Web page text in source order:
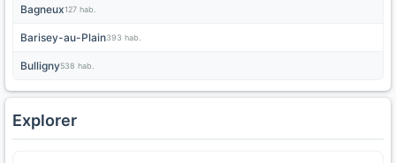
Bagneux127 hab.
Barisey-au-Plain393 hab.
Bulligny538 hab.
Explorer